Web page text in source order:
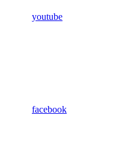
youtube
facebook